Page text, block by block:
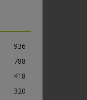
936
788
418
320